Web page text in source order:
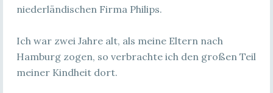
niederländischen Firma Philips.
Ich war zwei Jahre alt, als meine Eltern nach
Hamburg zogen, so verbrachte ich den großen Teil
meiner Kindheit dort.